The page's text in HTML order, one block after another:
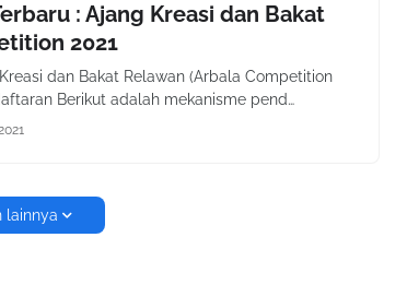
: Ajang Kreasi dan Bakat
2021
dan Bakat Relawan (Arbala Competition
Berikut adalah mekanisme pend…
lainnya